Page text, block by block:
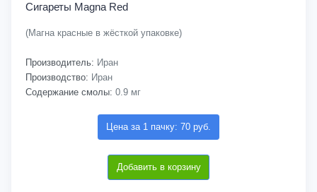
Сигареты Magna Red
(Магна красные в жёсткой упаковке)
Производитель: Иран
Производство: Иран
Содержание смолы: 0.9 мг
Цена за 1 пачку: 70 руб.
Добавить в корзину